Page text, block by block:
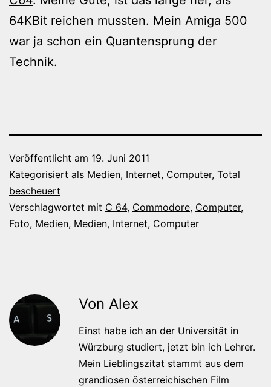
64KBit reichen mussten. Mein Amiga 500
war ja schon ein Quantensprung der
Technik.
Veröffentlicht am 19. Juni 2011
Kategorisiert als Medien, Internet, Computer, Total
bescheuert
Verschlagwortet mit C 64, Commodore, Computer,
Foto, Medien, Medien, Internet, Computer
Von Alex
Einst habe ich an der Universität in
Würzburg studiert, jetzt bin ich Lehrer.
Mein Lieblingszitat stammt aus dem
grandiosen österreichischen Film